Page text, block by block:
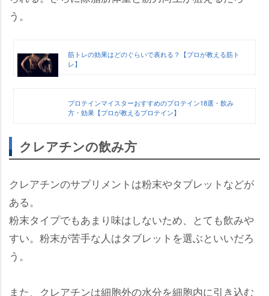
う。
筋トレの効果はどのぐらいで表れる？【プロが教える筋ト
レ】
プロテインマイスターおすすめのプロテイン18選・飲み
方・効果【プロが教えるプロテイン】
クレアチンの飲み方
クレアチンのサプリメントは粉末やタブレットなどが
ある。
粉末タイプでもあまり味はしないため、とても飲み
すい。粉末が苦手な人はタブレットを選ぶといいだろ
う。
また、クレアチンは細胞外の水分を細胞内に引き込む